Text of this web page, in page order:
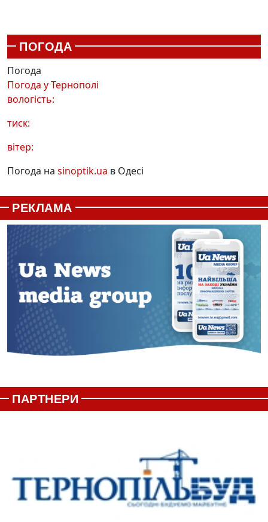
ПОГОДА
Погода
Погода уТернополі
вологість:
тиск:
вітер:
Погода на sinoptik.ua в Одесі
РЕКЛАМА
ПАРТНЕРИ